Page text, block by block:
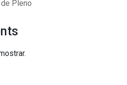
Pleno